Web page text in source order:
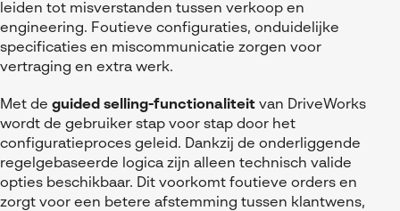
leiden tot misverstanden tussen verkoop en
engineering. Foutieve configuraties, onduidelijke
specificaties en miscommunicatie zorgen voor
vertraging en extra werk.
Met de guided selling-functionaliteit van DriveWorks
wordt de gebruiker stap voor stap door het
configuratieproces geleid. Dankzij de onderliggende
regelgebaseerde logica zijn alleen technisch valide
opties beschikbaar. Dit voorkomt foutieve orders en
zorgt voor een betere afstemming tussen klantwens,